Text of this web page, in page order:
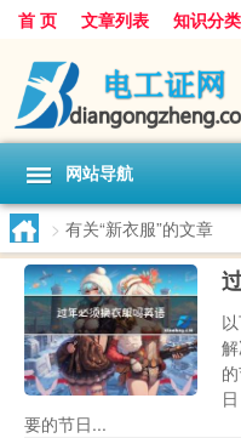
首 页 文章列表 知识分类
网站导航
> 有关“新衣服”的文章
要的节日...